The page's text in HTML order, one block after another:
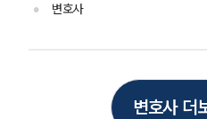
대륜법률
변호사
변호사 더